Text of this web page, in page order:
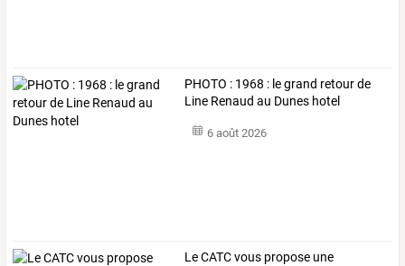
PHOTO : 1968 : le grand retour de
Line Renaud au Dunes hotel
6 août 2026
Le CATC vous propose une